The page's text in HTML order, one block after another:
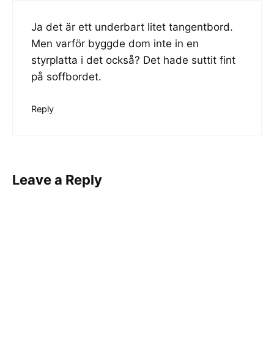
Ja det är ett underbart litet tangentbord.
Men varför byggde dom inte in en
styrplatta i det också? Det hade suttit fint
på soffbordet.
Reply
Leave a Reply